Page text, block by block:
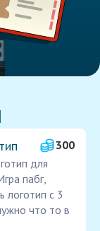
300
для
пабг,
логотип с 3
что то в